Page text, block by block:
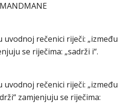
uvodnoj rečenici riječi: „između
se riječima: „sadrži i“.
uvodnoj rečenici riječi: „između
zamjenjuju se riječima: